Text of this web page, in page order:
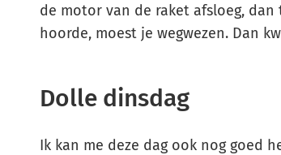
de motor van de raket afsloeg,
hoorde, moest je wegwezen. Dan
Dolle dinsdag
Ik kan me deze dag ook nog goed